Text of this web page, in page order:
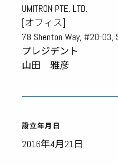
UMITRON PTE. LTD.
[オフィス]
78 Shenton Way, #20-03,
プレジデント
山田 雅彦
設立年月日
2016年4月21日